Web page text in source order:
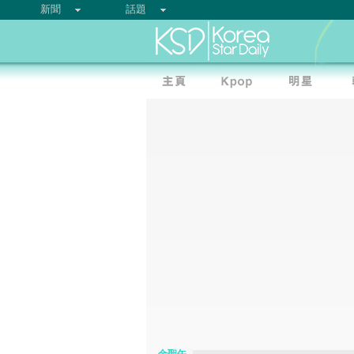
新聞 話題